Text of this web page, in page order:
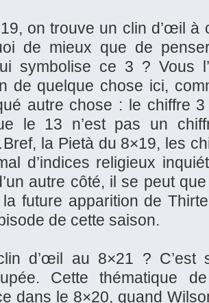
on trouve un clin d’œil à
de mieux que de
symbolise ce 3 ? Vous
de quelque chose ici,
autre chose : le chiffre
le 13 n’est pas un
la Pietà du 8×19, les
d’indices religieux
autre côté, il se peut
future apparition de
de cette saison.
d’œil au 8×21 ? C’est
Cette thématique
dans le 8×20, quand